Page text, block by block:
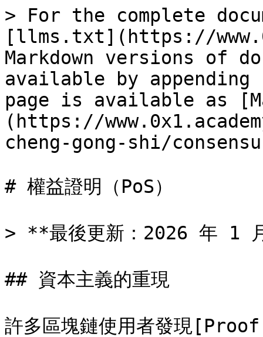
> For the complete
[llms.txt](https://
Markdown versions of
available by
page is available as
(https://
cheng-gong-shi/
# 權益證明（PoS）
> **最後更新：2026 年 1
## 資本主義的重現
許多區塊鏈使用者發現